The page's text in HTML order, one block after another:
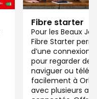
Fibre starter
Pour les Beaux
Fibre Starter
d’une connexion
pour regarder des
naviguer ou
facilement à
avec plusieurs